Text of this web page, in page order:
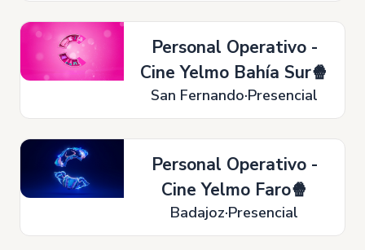
Personal Operativo -
Cine Yelmo Bahía Sur🍿
San Fernando Presencial
Personal Operativo -
Cine Yelmo Faro🍿
Badajoz Presencial